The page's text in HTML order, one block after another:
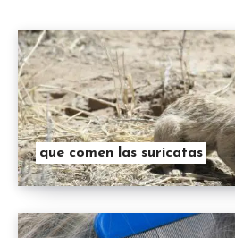
que comen las suricatas